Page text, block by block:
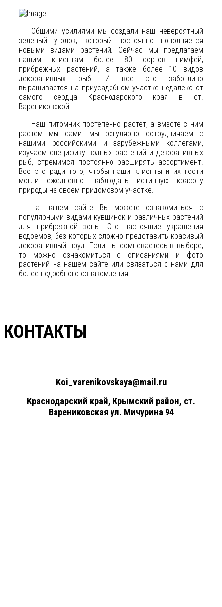
Общими усилиями мы создали наш невероятный
зеленый уголок, который постоянно пополняется
новыми видами растений. Сейчас мы предлагаем
нашим клиентам более 80 сортов нимфей,
прибрежных растений, а также более 10 видов
декоративных рыб. И все это заботливо
выращивается на приусадебном участке недалеко от
самого сердца Краснодарского края в ст.
Варениковской.
Наш питомник постепенно растет, а вместе с ним
растем мы сами: мы регулярно сотрудничаем с
нашими российскими и зарубежными коллегами,
изучаем специфику водных растений и декоративных
рыб, стремимся постоянно расширять ассортимент.
Все это ради того, чтобы наши клиенты и их гости
могли ежедневно наблюдать истинную красоту
природы на своем придомовом участке.
На нашем сайте Вы можете ознакомиться с
популярными видами кувшинок и различных растений
для прибрежной зоны. Это настоящие украшения
водоемов, без которых сложно представить красивый
декоративный пруд. Если вы сомневаетесь в выборе,
то можно ознакомиться с описаниями и фото
растений на нашем сайте или связаться с нами для
более подробного ознакомления.
КОНТАКТЫ
Koi_varenikovskaya@mail.ru
Краснодарский край, Крымский район, ст.
Варениковская ул. Мичурина 94